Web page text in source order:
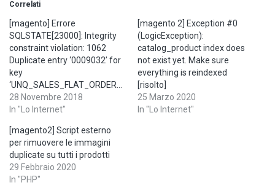
Correlati
[magento] Errore
SQLSTATE[23000]: Integrity
constraint violation: 1062
Duplicate entry ‘0009032’ for
key
‘UNQ_SALES_FLAT_ORDER_INCREMENT_ID’
28 Novembre 2018
In "Lo Internet"
[magento 2] Exception #0
(LogicException):
catalog_product index does
not exist yet. Make sure
everything is reindexed
[risolto]
25 Marzo 2020
In "Lo Internet"
[magento2] Script esterno
per rimuovere le immagini
duplicate su tutti i prodotti
29 Febbraio 2020
In "PHP"